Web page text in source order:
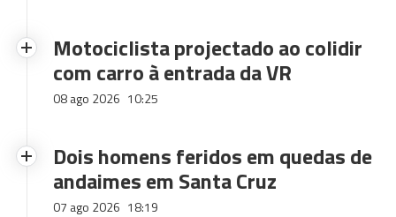
Motociclista projectado ao colidir
com carro à entrada da VR
08 ago 2026 10:25
Dois homens feridos em quedas de
andaimes em Santa Cruz
07 ago 2026 18:19